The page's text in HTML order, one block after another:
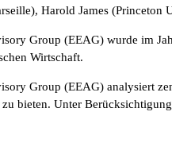
Harold James
Group (EEAG) wurde im
Wirtschaft.
Group (EEAG) analysiert
bieten. Unter